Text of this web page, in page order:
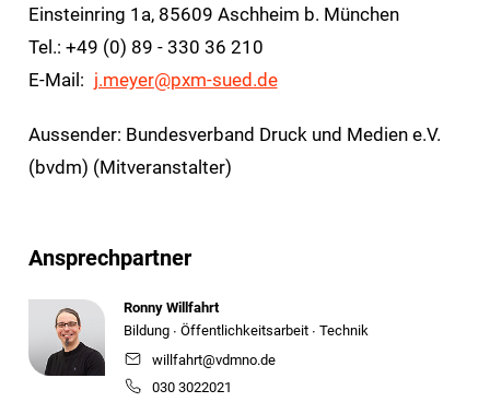
Einsteinring 1a, 85609 Aschheim b. München
Tel.: +49 (0) 89 - 330 36 210
E-Mail: j.meyer@pxm-sued.de
Aussender: Bundesverband Druck und Medien e.V.
(bvdm) (Mitveranstalter)
Ansprechpartner
Ronny Willfahrt
Bildung ∙ Öffentlichkeitsarbeit ∙ Technik
willfahrt@vdmno.de
030 3022021